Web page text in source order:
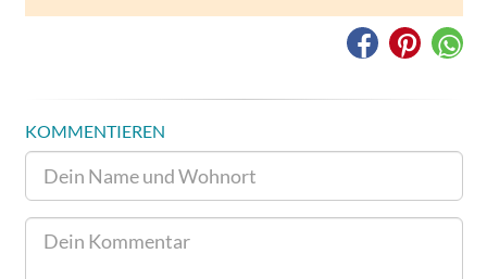
KOMMENTIEREN